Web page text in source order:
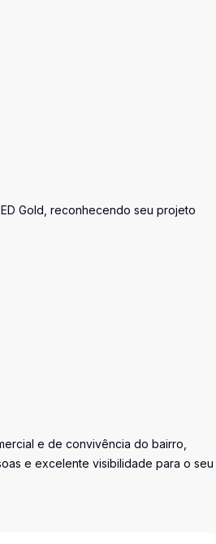
Gold, reconhecendo seu projeto
e de convivência do bairro,
e excelente visibilidade para o seu